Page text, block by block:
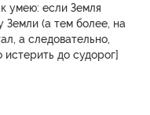
умею: если Земля
Земли (а тем более, на
а следовательно,
до судорог]